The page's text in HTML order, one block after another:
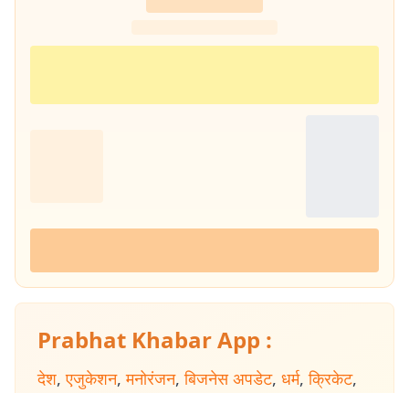
SEO-फ्रेंडली होते हैं.
Prabhat Khabar App :
देश, एजुकेशन, मनोरंजन, बिजनेस अपडेट, धर्म, क्रिकेट,